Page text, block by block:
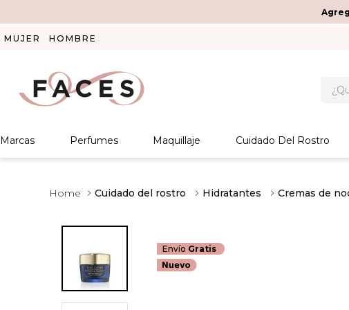
MUJER HOMBRE
Marcas Perfumes Maquillaje Cuidado Del Rostro
Cuidado del rostro Hidratantes Cremas de
Envío Gratis